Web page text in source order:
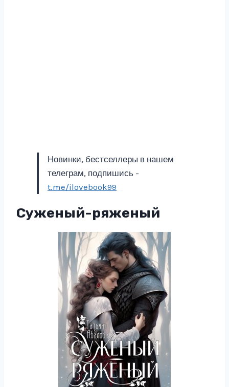
Новинки, бестселлеры в нашем
телеграм, подпишись -
t.me/ilovebook99
Суженый-ряженый